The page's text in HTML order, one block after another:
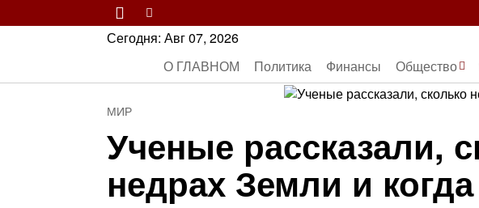
Сегодня: Авг 07, 2026
О ГЛАВНОМ
Политика Финансы Общество
МИР
Ученые рассказали,
недрах Земли и